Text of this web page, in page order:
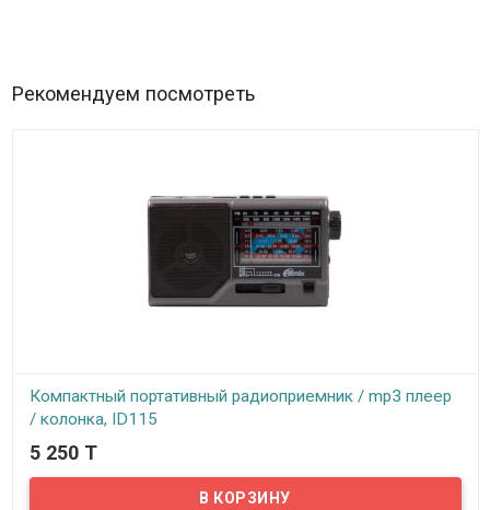
Рекомендуем посмотреть
Компактный портативный радиоприемник / mp3 плеер
/ колонка, ID115
В наличии
Несмотря на обилие мобильных устройств, способных ловить
сигналы FM- радиостанций, воспроизводить аудио и видео,
5 250 T